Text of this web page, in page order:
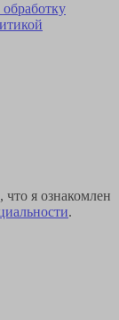
обработку
я ознакомлен
.